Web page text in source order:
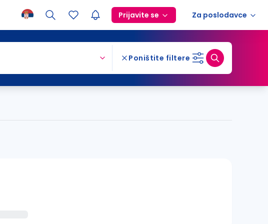
Prijavite se Za poslodavce
Poništite filtere